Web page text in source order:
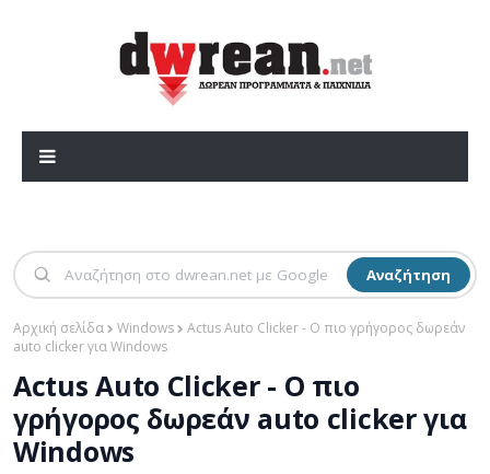
Αναζήτηση
Αρχική σελίδα Windows
Actus Auto Clicker - Ο πιο γρήγορος δωρεάν
auto clicker για Windows
Actus Auto Clicker - Ο πιο
γρήγορος δωρεάν auto clicker για
Windows